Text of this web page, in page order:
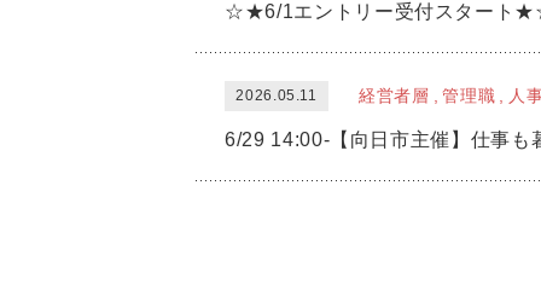
☆★6/1エントリー受付スタート
2026.05.11 経営者層 管理職 人
6/29 14:00-【向日市主催】仕事も